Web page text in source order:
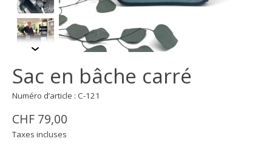
Sac en bâche carré
Numéro d’article : C-121
CHF 79,00
Taxes incluses